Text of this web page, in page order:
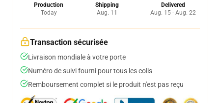
Production
Today
Shipping
Aug. 11
Delivered
Aug. 15 - Aug. 22
Transaction sécurisée
Livraison mondiale à votre porte
Numéro de suivi fourni pour tous les colis
Remboursement complet si le produit n'est pas reçu